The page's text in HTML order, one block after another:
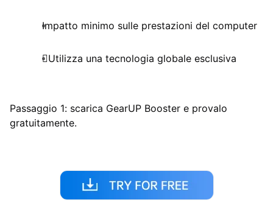
Impatto minimo sulle prestazioni del computer
Utilizza una tecnologia globale esclusiva
Passaggio 1: scarica GearUP Booster e provalo
gratuitamente.